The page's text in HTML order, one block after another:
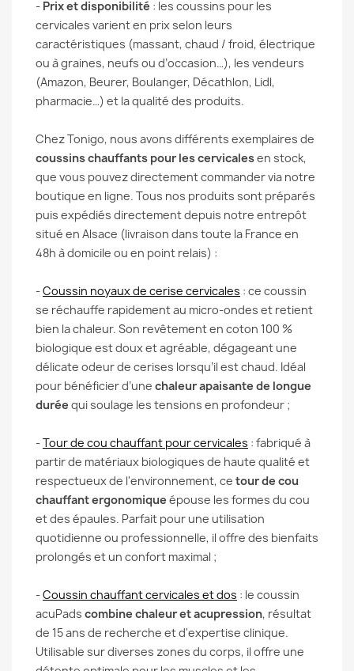
- Prix et disponibilité : les coussins pour les
cervicales varient en prix selon leurs
caractéristiques (massant, chaud / froid, électrique
ou à graines, neufs ou d’occasion…), les vendeurs
(Amazon, Beurer, Boulanger, Décathlon, Lidl,
pharmacie…) et la qualité des produits.
Chez Tonigo, nous avons différents exemplaires de
coussins chauffants pour les cervicalesen stock,
que vous pouvez directement commander via notre
boutique en ligne. Tous nos produits sont préparés
puis expédiés directement depuis notre entrepôt
situé en Alsace (livraison dans toute la France en
48h à domicile ou en point relais) :
-Coussin noyaux de cerise cervicales : ce coussin
se réchauffe rapidement au micro-ondes et retient
bien la chaleur. Son revêtement en coton 100 %
biologique est doux et agréable, dégageant une
délicate odeur de cerises lorsqu’il est chaud. Idéal
pour bénéficier d’une chaleur apaisante de longue
durée qui soulage les tensions en profondeur ;
-Tour de cou chauffant pour cervicales : fabriqué à
partir de matériaux biologiques de haute qualité et
respectueux de l'environnement, ce tour de cou
chauffant ergonomique épouse les formes du cou
et des épaules. Parfait pour une utilisation
quotidienne ou professionnelle, il offre des bienfaits
prolongés et un confort maximal ;
-Coussin chauffant cervicales et dos : le coussin
acuPads combine chaleur et acupression, résultat
de 15 ans de recherche et d'expertise clinique.
Utilisable sur diverses zones du corps, il offre une